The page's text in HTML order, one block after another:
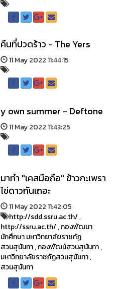
คืนที่ปวดร้าว - The Yers
11 May 2022 11:44:15
y own summer - Deftone
11 May 2022 11:43:25
มาทำ "เคสมือถือ" ข้าวกะเพรา
ไข่ดาวกันเถอะ
11 May 2022 11:42:05
http://sdd.ssru.ac.th/,
http://ssru.ac.th/,กองพัฒนา
นักศึกษา มหาวิทยาลัยราชภัฏ
สวนสุนันทา,กองพัฒน์สวนสุนันทา,
มหาวิทยาลัยราชภัฏสวนสุนันทา,
สวนสุนันทา